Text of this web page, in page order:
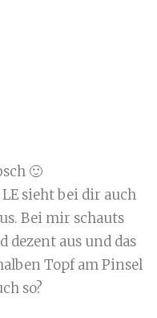
🙂
sieht bei dir auch
Bei mir schauts
dezent aus und das
Topf am Pinsel
so?